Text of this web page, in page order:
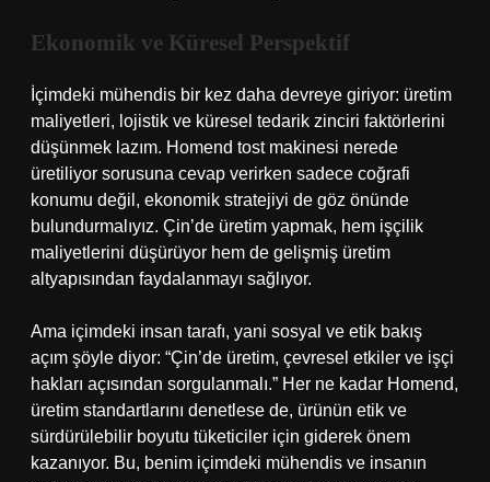
Ekonomik ve Küresel Perspektif
İçimdeki mühendis bir kez daha devreye giriyor: üretim
maliyetleri, lojistik ve küresel tedarik zinciri faktörlerini
düşünmek lazım. Homend tost makinesi nerede
üretiliyor sorusuna cevap verirken sadece coğrafi
konumu değil, ekonomik stratejiyi de göz önünde
bulundurmalıyız. Çin’de üretim yapmak, hem işçilik
maliyetlerini düşürüyor hem de gelişmiş üretim
altyapısından faydalanmayı sağlıyor.
Ama içimdeki insan tarafı, yani sosyal ve etik bakış
açım şöyle diyor: “Çin’de üretim, çevresel etkiler ve işçi
hakları açısından sorgulanmalı.” Her ne kadar Homend,
üretim standartlarını denetlese de, ürünün etik ve
sürdürülebilir boyutu tüketiciler için giderek önem
kazanıyor. Bu, benim içimdeki mühendis ve insanın